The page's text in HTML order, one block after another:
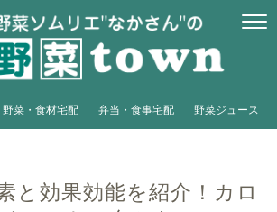
野菜・食材宅配 弁当・食事宅配 野菜ジュース
と効果効能を紹介！カロ